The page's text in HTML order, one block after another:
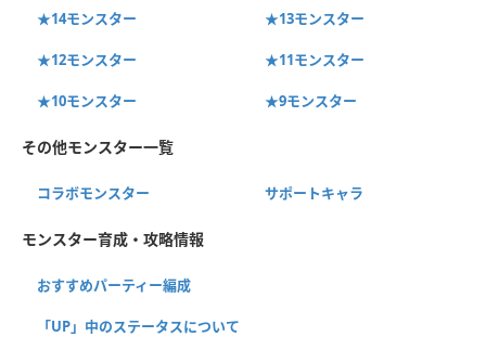
★14モンスター ★13モンスター
★12モンスター ★11モンスター
★10モンスター ★9モンスター
その他モンスター一覧
コラボモンスター サポートキャラ
モンスター育成・攻略情報
おすすめパーティー編成
「UP」中のステータスについて